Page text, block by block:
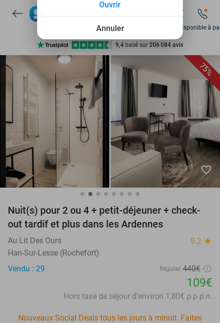
Disponible 7 jours par semaine
+ de 10 millions de membres
9,4 basé sur 206 084 avis
Découvrez + de 15.000 deals
Disponible 7 jours par semaine
+ de 10 millions de membres
Sam disponible à
75%
favorite_border
Nuit(s) pour 2 ou 4 + petit-déjeuner + check-
out tardif et plus dans les Ardennes
Au Lit Des Ours 9.2 star
Han-Sur-Lesse (Rochefort)
Vendu : 29
Régulier 440€
109€
Hors taxe de séjour d'environ 1,80€ p.p.p.n.
Nouveaux Social Deals tous les jours à minuit. Faites
Annuler
Ouvrir